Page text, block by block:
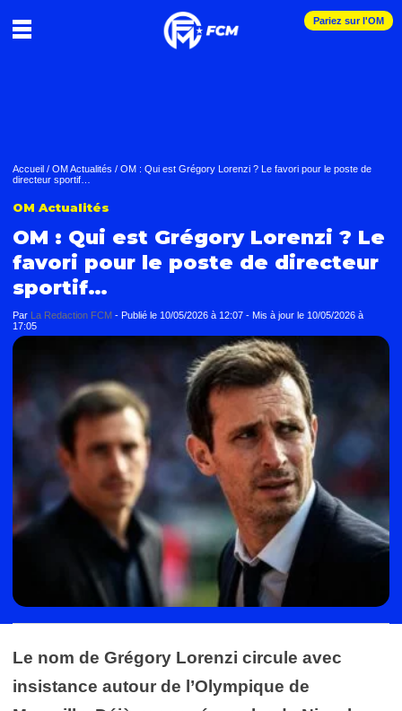
Pariez sur l'OM
Accueil / OM Actualités / OM : Qui est Grégory Lorenzi ? Le favori pour le poste de
directeur sportif…
OM Actualités
OM : Qui est Grégory Lorenzi ? Le
favori pour le poste de directeur
sportif…
Par La Redaction FCM - Publié le 10/05/2026 à 12:07 - Mis à jour le 10/05/2026 à
17:05
Le nom de Grégory Lorenzi circule avec
insistance autour de l’Olympique de